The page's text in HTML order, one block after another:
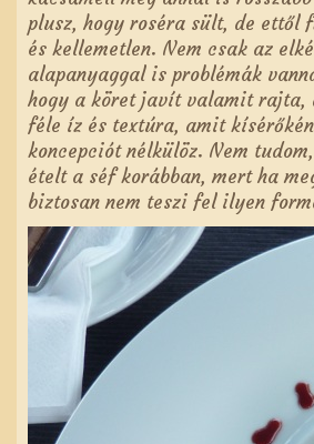
plusz, hogy roséra sült, de ettől
és kellemetlen. Nem csak az
alapanyaggal is problémák
hogy a köret javít valamit rajta,
féle íz és textúra, amit
koncepciót nélkülöz. Nem
ételt a séf korábban, mert ha
biztosan nem teszi fel ilyen